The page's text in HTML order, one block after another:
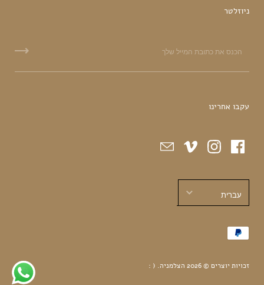
ניוזלטר
עקבו אחרינו
עברית
זכויות יוצרים © 2026 הצלמניה.
( :